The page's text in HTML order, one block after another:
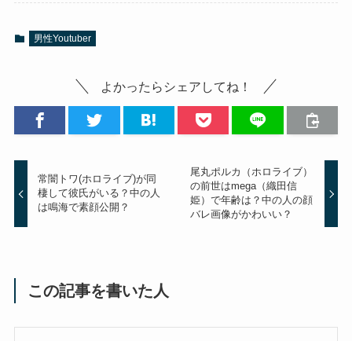
男性Youtuber
よかったらシェアしてね！
常闇トワ(ホロライブ)が同
棲して彼氏がいる？中の人
は鳴海で素顔公開？
尾丸ポルカ（ホロライブ）
の前世はmega（織田信
姫）で年齢は？中の人の顔
バレ画像がかわいい？
この記事を書いた人